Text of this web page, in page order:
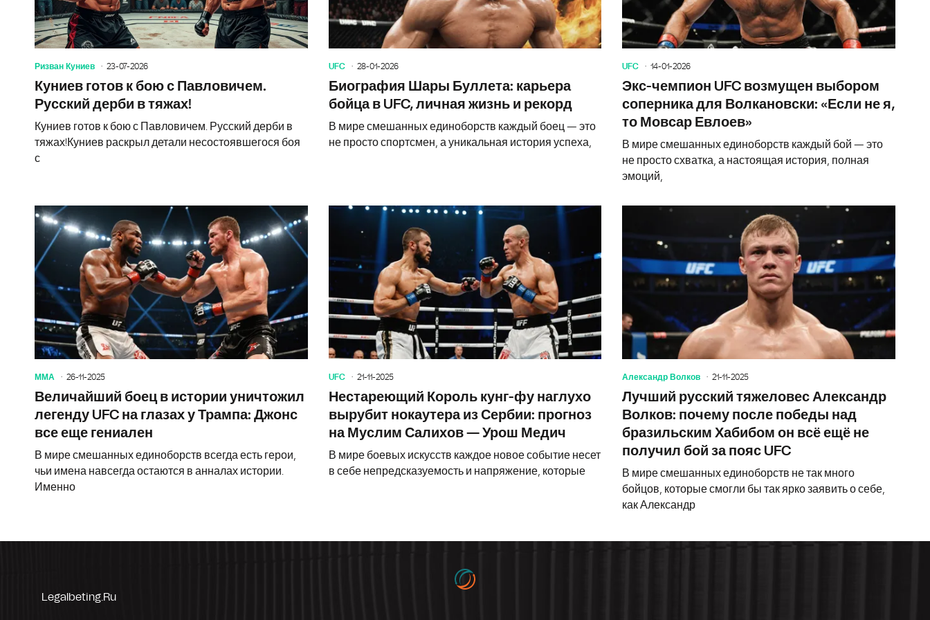
Ризван Куниев 23-07-2026
Куниев готов к бою с Павловичем.
Русский дерби в тяжах!
Куниев готов к бою с Павловичем. Русский дерби в
тяжах!Куниев раскрыл детали несостоявшегося боя
с
UFC 28-01-2026
Биография Шары Буллета: карьера
бойца в UFC, личная жизнь и рекорд
В мире смешанных единоборств каждый боец — это
не просто спортсмен, а уникальная история успеха,
UFC 14-01-2026
Экс-чемпион UFC возмущен выбором
соперника для Волкановски: «Если не я,
то Мовсар Евлоев»
В мире смешанных единоборств каждый бой — это
не просто схватка, а настоящая история, полная
эмоций,
ММА 26-11-2025
Величайший боец в истории уничтожил
легенду UFC на глазах у Трампа: Джонс
все еще гениален
В мире смешанных единоборств всегда есть герои,
чьи имена навсегда остаются в анналах истории.
Именно
Величайший боец в истории уничтожил легенду UFC на глазах у
UFC 21-11-2025
Нестареющий Король кунг-фу наглухо
вырубит нокаутера из Сербии: прогноз
на Муслим Салихов — Урош Медич
В мире боевых искусств каждое новое событие несет
в себе непредсказуемость и напряжение, которые
Александр Волков 21-11-2025
Лучший русский тяжеловес Александр
Волков: почему после победы над
бразильским Хабибом он всё ещё не
получил бой за пояс UFC
В мире смешанных единоборств не так много
бойцов, которые смогли бы так ярко заявить о себе,
как Александр
Legalbeting.ru